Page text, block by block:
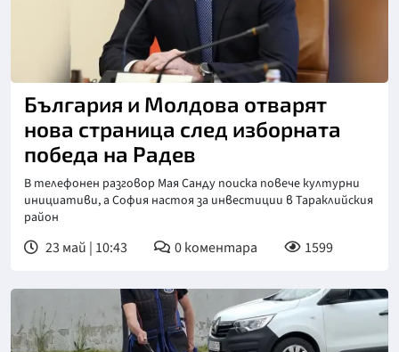
България и Молдова отварят
нова страница след изборната
победа на Радев
В телефонен разговор Мая Санду поиска повече културни
инициативи, а София настоя за инвестиции в Тараклийския
район
23 май | 10:43 0коментара 1599